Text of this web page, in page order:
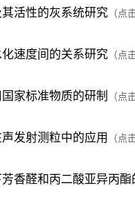
活性的灰系统研究 （点
速度间的关系研究 （点
家标准物质的研制 （点
发射测粒中的应用 （点
香醛和丙二酸亚异丙